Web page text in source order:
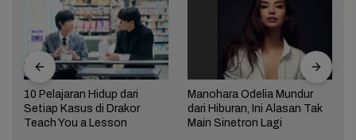
10 Pelajaran Hidup dari
Setiap Kasus di Drakor
Teach You a Lesson
Manohara Odelia Mundur
dari Hiburan, Ini Alasan Tak
Main Sinetron Lagi